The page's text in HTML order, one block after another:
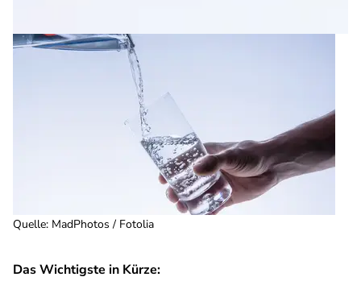
Quelle: MadPhotos / Fotolia
Das Wichtigste in Kürze: